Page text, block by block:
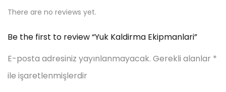
There are no reviews yet.
Be the first to review “Yuk Kaldirma Ekipmanlari”
E-posta adresiniz yayınlanmayacak. Gerekli alanlar *
ile işaretlenmişlerdir